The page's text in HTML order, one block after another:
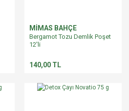
MİMAS BAHÇE
Bergamot Tozu Demlik Poşet
12'li
140,00 TL